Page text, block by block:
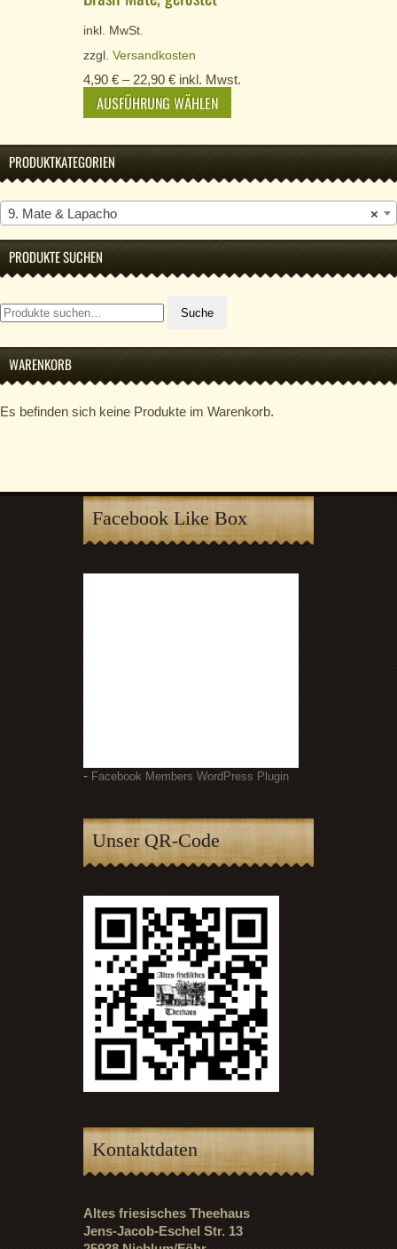
inkl. MwSt.
zzgl. Versandkosten
4,90 € – 22,90 € inkl. Mwst.
AUSFÜHRUNG WÄHLEN
PRODUKTKATEGORIEN
×
9. Mate & Lapacho
PRODUKTE SUCHEN
Suche
nach:
Suche
WARENKORB
Es befinden sich keine Produkte im Warenkorb.
Facebook Like Box
- Facebook Members WordPress Plugin
Unser QR-Code
Kontaktdaten
Altes friesisches Theehaus
Jens-Jacob-Eschel Str. 13